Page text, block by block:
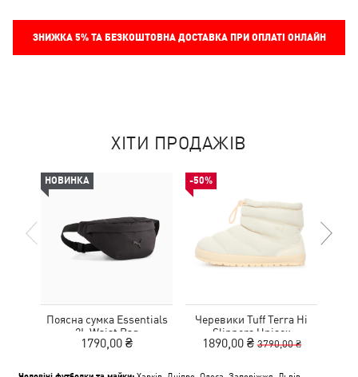
ЗНИЖКА 5%ТА БЕЗКОШТОВНА ДОСТАВКА ПРИ ОПЛАТІ ОНЛАЙН
ХІТИ ПРОДАЖІВ
НОВИНКА
Поясна сумка Essentials
2L Waist Bag
1790,00 ₴
-50%
Черевики Tuff Terra Hi
Slippers Unisex
1890,00 ₴ 3790,00 ₴